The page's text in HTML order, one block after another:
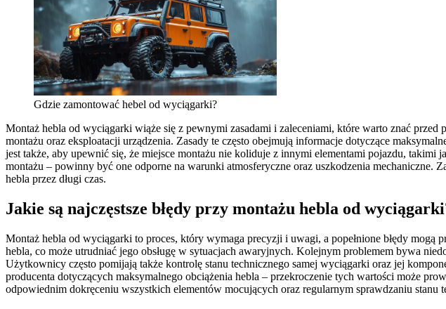
Gdzie zamontować hebel od wyciągarki?
Montaż hebla od wyciągarki wiąże się z pewnymi zasadami i zaleceniami, które warto znać
montażu oraz eksploatacji urządzenia. Zasady te często obejmują informacje dotyczące
jest także, aby upewnić się, że miejsce montażu nie koliduje z innymi elementami pojazdu,
montażu – powinny być one odporne na warunki atmosferyczne oraz uszkodzenia mechaniczne.
hebla przez długi czas.
Jakie są najczęstsze błędy przy montażu hebla od
Montaż hebla od wyciągarki to proces, który wymaga precyzji i uwagi, a popełnione błędy
hebla, co może utrudniać jego obsługę w sytuacjach awaryjnych. Kolejnym problemem bywa
Użytkownicy często pomijają także kontrolę stanu technicznego samej wyciągarki oraz jej
producenta dotyczących maksymalnego obciążenia hebla – przekroczenie tych wartości może
odpowiednim dokręceniu wszystkich elementów mocujących oraz regularnym sprawdzaniu stanu